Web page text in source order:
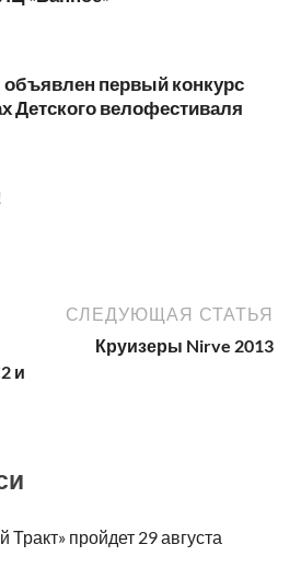
первый конкурс
Детского велофестиваля
и
СЛЕДУЮЩАЯ СТАТЬЯ
Круизеры Nirve 2013
пройдет 29 августа